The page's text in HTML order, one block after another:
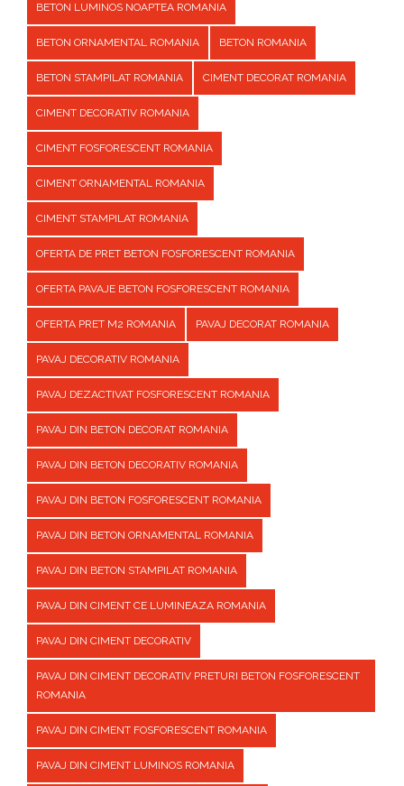
BETON LUMINOS NOAPTEA ROMANIA
BETON ORNAMENTAL ROMANIA BETON ROMANIA
BETON STAMPILAT ROMANIA CIMENT DECORAT ROMANIA
CIMENT DECORATIV ROMANIA
CIMENT FOSFORESCENT ROMANIA
CIMENT ORNAMENTAL ROMANIA
CIMENT STAMPILAT ROMANIA
OFERTA DE PRET BETON FOSFORESCENT ROMANIA
OFERTA PAVAJE BETON FOSFORESCENT ROMANIA
OFERTA PRET M2 ROMANIA PAVAJ DECORAT ROMANIA
PAVAJ DECORATIV ROMANIA
PAVAJ DEZACTIVAT FOSFORESCENT ROMANIA
PAVAJ DIN BETON DECORAT ROMANIA
PAVAJ DIN BETON DECORATIV ROMANIA
PAVAJ DIN BETON FOSFORESCENT ROMANIA
PAVAJ DIN BETON ORNAMENTAL ROMANIA
PAVAJ DIN BETON STAMPILAT ROMANIA
PAVAJ DIN CIMENT CE LUMINEAZA ROMANIA
PAVAJ DIN CIMENT DECORATIV
PAVAJ DIN CIMENT DECORATIV PRETURI BETON FOSFORESCENT
ROMANIA
PAVAJ DIN CIMENT FOSFORESCENT ROMANIA
PAVAJ DIN CIMENT LUMINOS ROMANIA